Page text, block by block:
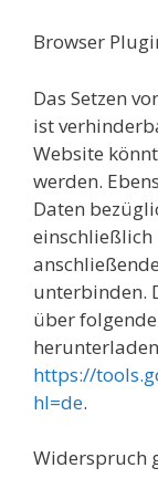
Browser
Das Setzen
ist
Website
werden.
Daten
einschließlich
unterbinden.
über
https://
hl=de.
Widerspruch